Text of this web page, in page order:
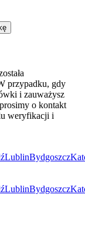
przypadku, gdy
i zauważysz
o kontakt
weryfikacji i
LublinBydgoszcz
LublinBydgoszcz